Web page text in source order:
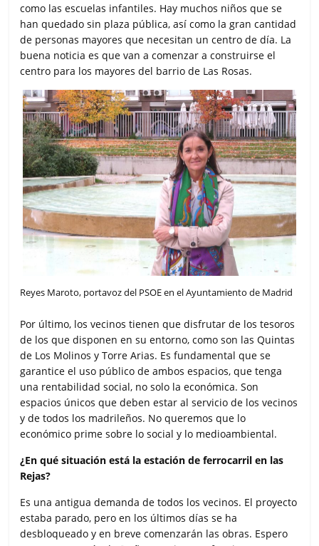
como las escuelas infantiles. Hay muchos niños que se
han quedado sin plaza pública, así como la gran cantidad
de personas mayores que necesitan un centro de día. La
buena noticia es que van a comenzar a construirse el
centro para los mayores del barrio de Las Rosas.
Reyes Maroto, portavoz del PSOE en el Ayuntamiento de Madrid
Por último, los vecinos tienen que disfrutar de los tesoros
de los que disponen en su entorno, como son las Quintas
de Los Molinos y Torre Arias. Es fundamental que se
garantice el uso público de ambos espacios, que tenga
una rentabilidad social, no solo la económica. Son
espacios únicos que deben estar al servicio de los vecinos
y de todos los madrileños. No queremos que lo
económico prime sobre lo social y lo medioambiental.
¿En qué situación está la estación de ferrocarril en las
Rejas?
Es una antigua demanda de todos los vecinos. El proyecto
estaba parado, pero en los últimos días se ha
desbloqueado y en breve comenzarán las obras. Espero